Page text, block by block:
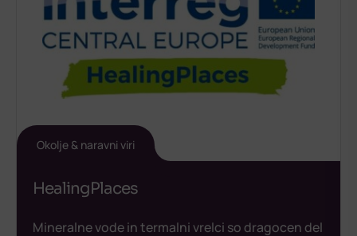
Okolje & naravni viri
HealingPlaces
Mineralne vode in termalni vrelci so dragocen del